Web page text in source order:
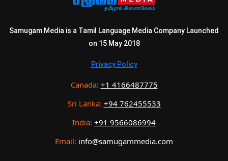
Samugam Media is a Tamil Language Media Company Launched
on 15 May 2018
Privacy Policy
Canada: +1 4166487775
Sri Lanka: +94 762455533
India: +91 9566086994
Email: info@samugammedia.com